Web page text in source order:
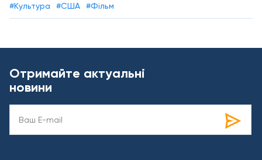
#Культура #США #Фільм
Отримайте актуальні
новини